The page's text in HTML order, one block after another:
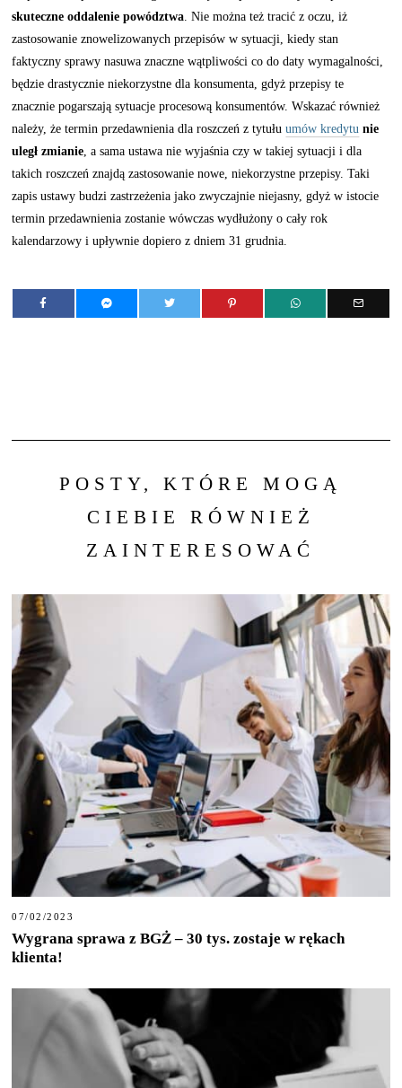
skuteczne oddalenie powództwa . Nie można też tracić z oczu, iż
zastosowanie znowelizowanych przepisów w sytuacji, kiedy stan
faktyczny sprawy nasuwa znaczne wątpliwości co do daty wymagalności,
będzie drastycznie niekorzystne dla konsumenta, gdyż przepisy te
znacznie pogarszają sytuacje procesową konsumentów. Wskazać również
należy, że termin przedawnienia dla roszczeń z tytułuumów kredytu nie
uległ zmianie , a sama ustawa nie wyjaśnia czy w takiej sytuacji i dla
takich roszczeń znajdą zastosowanie nowe, niekorzystne przepisy. Taki
zapis ustawy budzi zastrzeżenia jako zwyczajnie niejasny, gdyż w istocie
termin przedawnienia zostanie wówczas wydłużony o cały rok
kalendarzowy i upływnie dopiero z dniem 31 grudnia.
POSTY, KTÓRE MOGĄ
CIEBIE RÓWNIEŻ
ZAINTERESOWAĆ
07/02/2023
Wygrana sprawa z BGŻ – 30 tys. zostaje w rękach
klienta!